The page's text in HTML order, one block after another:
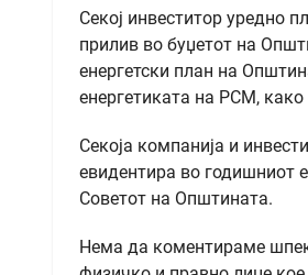
Секој инвеститор уредно
прилив во буџетот на
енергетски план на
енергетиката на РСМ,
Секоја компанија и
евидентира во годишниот
Советот на Општината.
Нема да коментираме